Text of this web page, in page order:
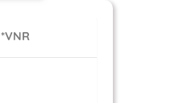
*VNR